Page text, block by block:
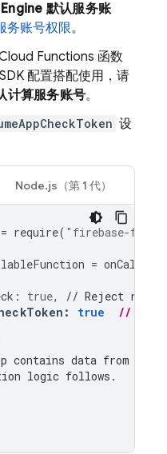
默认服务账
务账号权限。
Functions 函数
配置搭配使用，请
计算服务账号。
设
Node.js（第 1 代）
= require( "firebase-
= onCall
: true,
// Reject
: true
//
contains data from App
logic follows.